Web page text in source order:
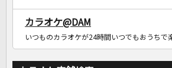
カラオケ@DAM
いつものカラオケが24時間いつでもおうちで